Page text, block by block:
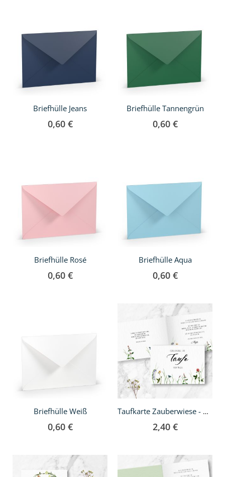
Briefhülle Jeans
0,60 €
Briefhülle Tannengrün
0,60 €
Briefhülle Rosé
0,60 €
Briefhülle Aqua
0,60 €
Briefhülle Weiß
0,60 €
Taufkarte Zauberwiese - A6 Klappkarte
2,40 €